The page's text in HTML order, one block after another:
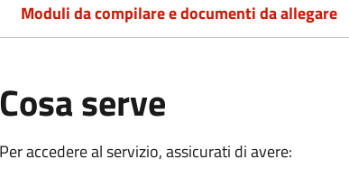
Moduli da compilare e documenti da allegare
Cosa serve
Per accedere al servizio, assicurati di avere: